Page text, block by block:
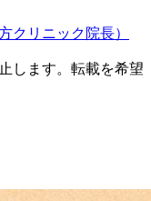
クリニック院長）
します。転載を希望